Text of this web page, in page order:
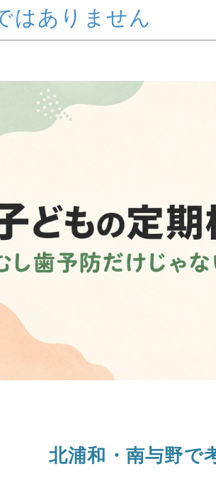
はありません
北浦和・南与野で